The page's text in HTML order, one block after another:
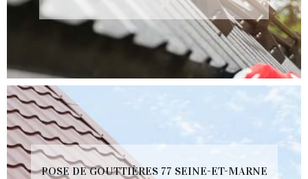
POSE DE GOUTTIÈRES 77 SEINE-ET-MARNE